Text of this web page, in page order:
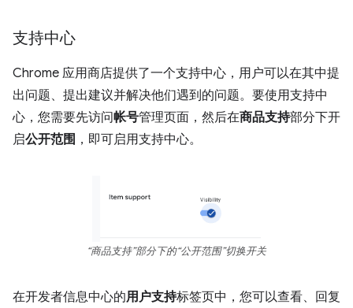
支持中心
Chrome 应用商店提供了一个支持中心，用户可以在其中提
出问题、提出建议并解决他们遇到的问题。要使用支持中
心，您需要先访问帐号管理页面，然后在商品支持部分下开
启公开范围 ，即可启用支持中心。
“商品支持”部分下的“公开范围”切换开关
在开发者信息中心的用户支持标签页中，您可以查看、回复